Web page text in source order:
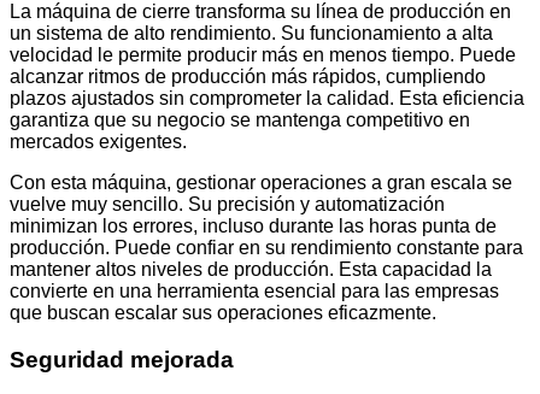
La máquina de cierre transforma su línea de producción en
un sistema de alto rendimiento. Su funcionamiento a alta
velocidad le permite producir más en menos tiempo. Puede
alcanzar ritmos de producción más rápidos, cumpliendo
plazos ajustados sin comprometer la calidad. Esta eficiencia
garantiza que su negocio se mantenga competitivo en
mercados exigentes.
Con esta máquina, gestionar operaciones a gran escala se
vuelve muy sencillo. Su precisión y automatización
minimizan los errores, incluso durante las horas punta de
producción. Puede confiar en su rendimiento constante para
mantener altos niveles de producción. Esta capacidad la
convierte en una herramienta esencial para las empresas
que buscan escalar sus operaciones eficazmente.
Seguridad mejorada